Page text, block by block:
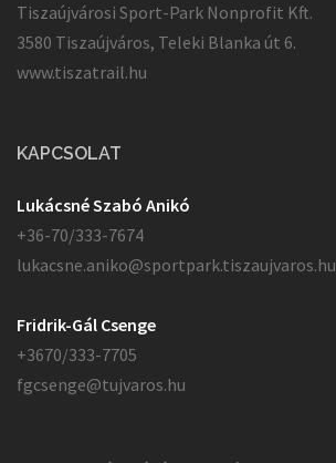
Tiszaújvárosi Sport-Park Nonprofit Kft.
3580 Tiszaújváros, Teleki Blanka út 6.
www.tiszatrail.hu
KAPCSOLAT
Lukácsné Szabó Anikó
+36-70/333-7674
lukacsne.aniko@sportpark.tiszaujvaros.hu
Fridrik-Gál Csenge
+3670/333-7705
fgcsenge@tujvaros.hu